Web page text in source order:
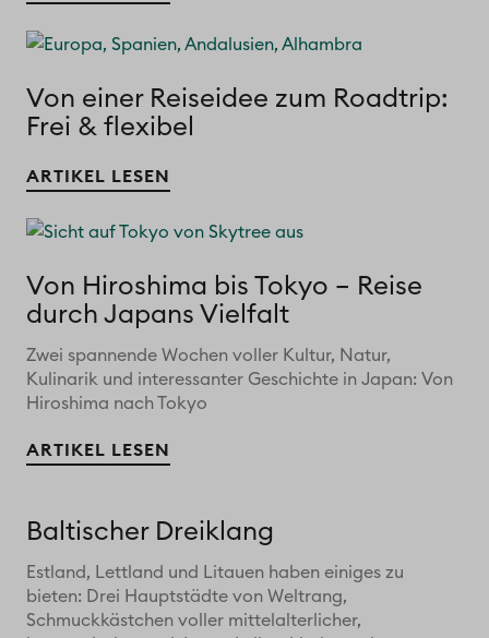
Von einer Reiseidee zum Roadtrip:
Frei & flexibel
ARTIKEL LESEN
Von Hiroshima bis Tokyo – Reise
durch Japans Vielfalt
Zwei spannende Wochen voller Kultur, Natur,
Kulinarik und interessanter Geschichte in Japan: Von
Hiroshima nach Tokyo
ARTIKEL LESEN
Baltischer Dreiklang
Estland, Lettland und Litauen haben einiges zu
bieten: Drei Hauptstädte von Weltrang,
Schmuckkästchen voller mittelalterlicher,